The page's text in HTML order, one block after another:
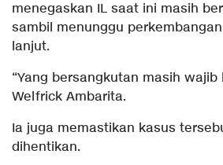
menegaskan IL saat ini masih
sambil menunggu
lanjut.
“Yang bersangkutan masih wajib
Welfrick Ambarita.
Ia juga memastikan kasus
dihentikan.